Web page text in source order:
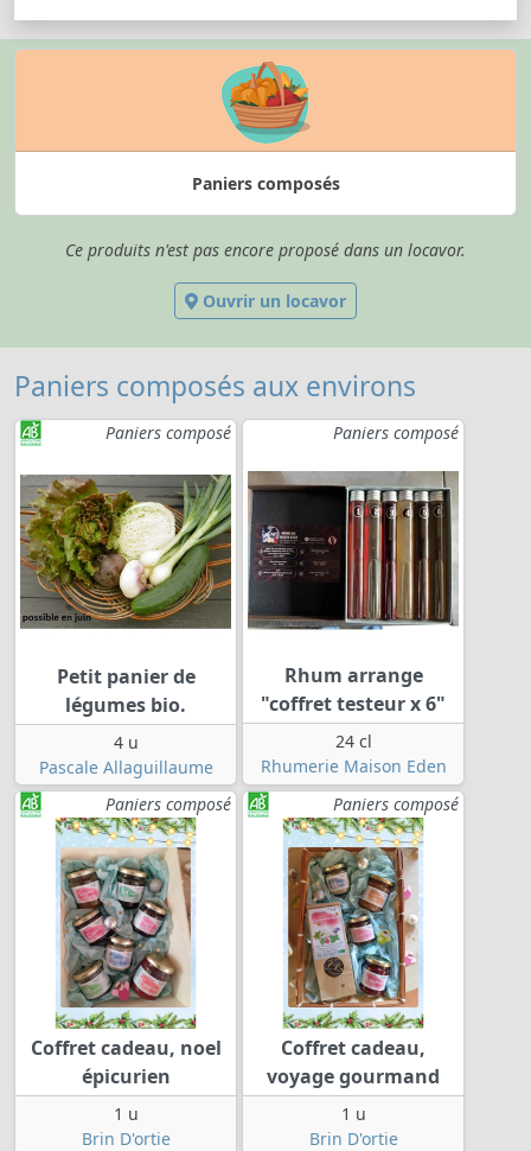
Paniers composés
Ce produits n'est pas encore proposé dans un locavor.
Ouvrir un locavor
Paniers composés aux environs
Paniers composé
Petit panier de
légumes bio.
4 u
Pascale Allaguillaume
Paniers composé
Rhum arrange
"coffret testeur x 6"
24 cl
Rhumerie Maison Eden
Paniers composé
Coffret cadeau, noel
épicurien
1 u
Brin D'ortie
Paniers composé
Coffret cadeau,
voyage gourmand
1 u
Brin D'ortie